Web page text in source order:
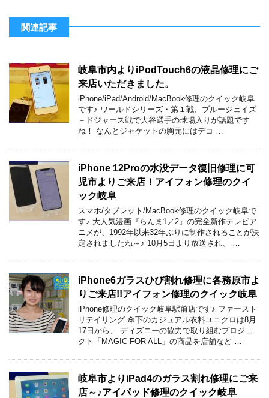
関連記事
岐阜市内よりiPodTouch6の液晶修理にご
来店いただきました。
iPhone/iPad/Android/MacBook修理のクイック岐阜
です♪ ワールドシリーズ・第１戦、ブルージェイズ
－ドジャース戦で大谷選手の球場入りが話題です
ね！ なんとジャケットの胸元にはデコ …
iPhone 12Proの水没データ復旧修理に可
児市よりご来店！アイフォン修理のクイ
ック岐阜
スマホ/タブレット/MacBook修理のクイック岐阜で
す♪ 大人気漫画『らんま1／2』の完全新作テレビア
ニメが、1992年以来32年ぶりに制作されることが決
定されましたね～♪ 10月5日より放送され、 …
iPhone6ガラスひび割れ修理に各務原市よ
りご来店!!アイフォン修理のクイック岐阜
iPhone修理のクイック岐阜駅前店です♪ ファースト
リテイリング 傘下のカジュアル衣料ユニクロは8月
17日から、 ディズニーの協力で取り組むプロジェ
クト「MAGIC FOR ALL」の商品を店舗など …
岐阜市よりiPad4のガラス割れ修理にご来
店～♪アイパッド修理のクイック岐阜